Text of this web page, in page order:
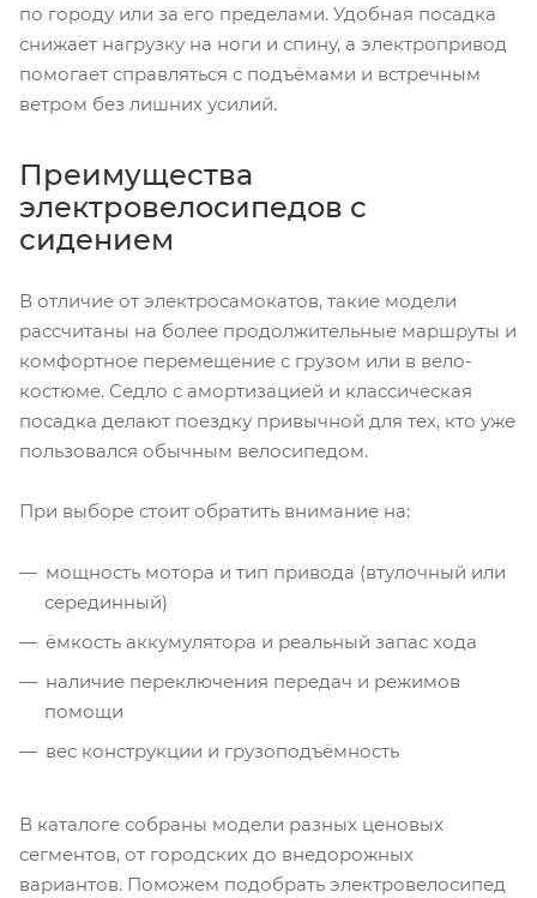
по городу или за его пределами. Удобная посадка
снижает нагрузку на ноги и спину, а электропривод
помогает справляться с подъёмами и встречным
ветром без лишних усилий.
Преимущества
электровелосипедов с
сидением
В отличие от электросамокатов, такие модели
рассчитаны на более продолжительные маршруты и
комфортное перемещение с грузом или в вело-
костюме. Седло с амортизацией и классическая
посадка делают поездку привычной для тех, кто уже
пользовался обычным велосипедом.
При выборе стоит обратить внимание на:
мощность мотора и тип привода (втулочный или
серединный)
ёмкость аккумулятора и реальный запас хода
наличие переключения передач и режимов
помощи
вес конструкции и грузоподъёмность
В каталоге собраны модели разных ценовых
сегментов, от городских до внедорожных
вариантов. Поможем подобрать электровелосипед